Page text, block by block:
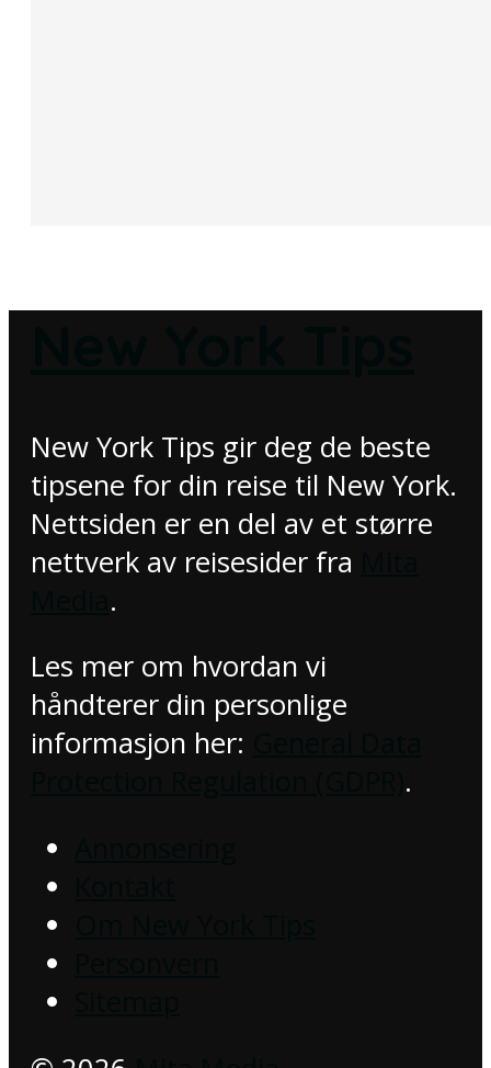
New York Tips gir deg de beste
tipsene for din reise til New York.
Nettsiden er en del av et større
nettverk av reisesider fra
.
Les mer om hvordan vi
håndterer din personlige
informasjon her:
.